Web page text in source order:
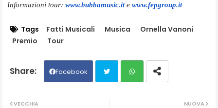
Informazioni tour: www.bubbamusic.it e www.fepgroup.it
Tags Fatti Musicali Musica
Ornella Vanoni
Premio
Tour
Facebook
NUOVA
VECCHIA